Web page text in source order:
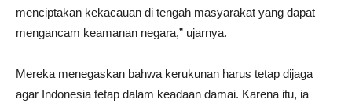
menciptakan kekacauan di tengah masyarakat yang dapat
mengancam keamanan negara,” ujarnya.
Mereka menegaskan bahwa kerukunan harus tetap dijaga
agar Indonesia tetap dalam keadaan damai. Karena itu, ia